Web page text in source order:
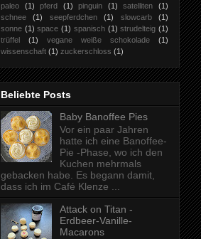
paleo
(1) pferd (1) pinguin (1) satelliten
(1)
schnee
(1) seepferdchen (1) slowcarb
(1)
sonne (1) space (1) spanisch (1) strudelteig (1)
trüffel
(1) vegane weiße schokolade
(1)
wissenschaft (1) zuckerschloss (1)
Beliebte Posts
Baby Banoffee Pies
Vor ein paar Jahren
hatte ich eine Banoffee-
Pie -Phase, wo ich den
Kuchen mehrmals
gebacken habe. Es begann damit,
dass ich im Café Klenze ...
Attack on Titan -
Erdbeer-Vanille-
Macarons